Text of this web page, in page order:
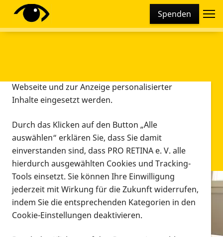
Spenden
Infomaterial
Infomaterial
Diese Webseite setzt verschiedene Cookies und
Tracking-Tools ein. Dies beinhaltet Cookies und
Webseite und zur Anzeige personalisierter
Inhalte eingesetzt werden.
Durch das Klicken auf den Button „Alle
auswählen“ erklären Sie, dass Sie damit
einverstanden sind, dass PRO RETINA e. V. alle
hierdurch ausgewählten Cookies und Tracking-
Tools einsetzt. Sie können Ihre Einwilligung
jederzeit mit Wirkung für die Zukunft widerrufen,
indem Sie die entsprechenden Kategorien in den
Cookie-Einstellungen deaktivieren.